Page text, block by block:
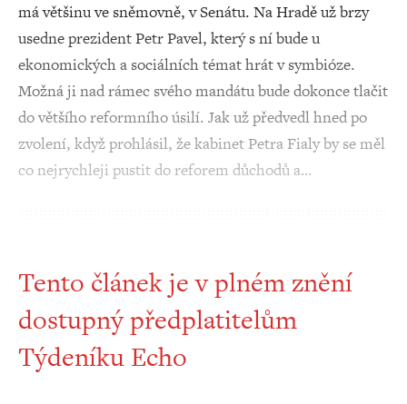
má většinu ve sněmovně, v Senátu. Na Hradě už brzy
usedne prezident Petr Pavel, který s ní bude u
ekonomických a sociálních témat hrát v symbióze.
Možná ji nad rámec svého mandátu bude dokonce tlačit
do většího reformního úsilí. Jak už předvedl hned po
zvolení, když prohlásil, že kabinet Petra Fialy by se měl
co nejrychleji pustit do reforem důchodů a…
Tento článek je v plném znění
dostupný předplatitelům
Týdeníku Echo